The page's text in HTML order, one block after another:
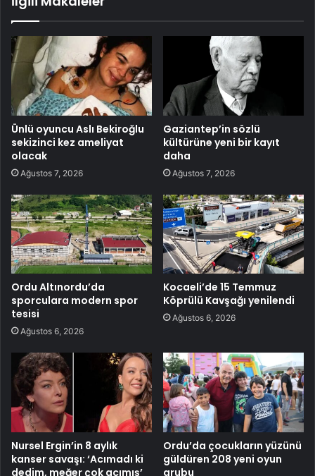
Ünlü oyuncu Aslı Bekiroğlu
sekizinci kez ameliyat
olacak
Ağustos 7, 2026
Gaziantep’in sözlü
kültürüne yeni bir kayıt
daha
Ağustos 7, 2026
Ordu Altınordu’da
sporculara modern spor
tesisi
Ağustos 6, 2026
Kocaeli’de 15 Temmuz
Köprülü Kavşağı yenilendi
Ağustos 6, 2026
Nursel Ergin’in 8 aylık
kanser savaşı: ‘Acımadı ki
dedim, meğer çok acımış’
Ordu’da çocukların yüzünü
güldüren 208 yeni oyun
grubu